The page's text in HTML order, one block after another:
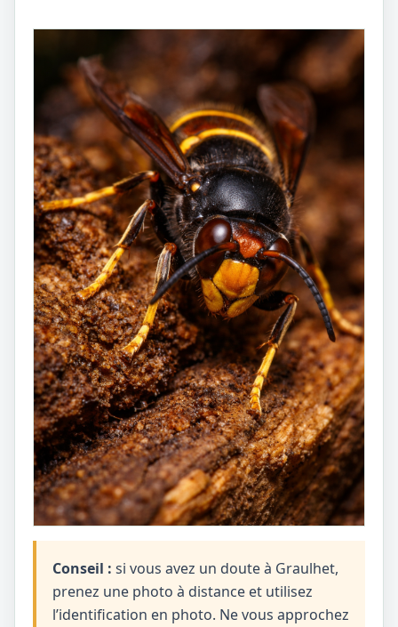
Conseil : si vous avez un doute à Graulhet,
prenez une photo à distance et utilisez
l’identification en photo. Ne vous approchez